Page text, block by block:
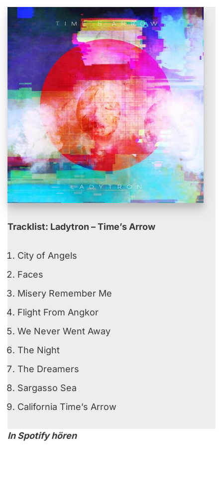
Tracklist: Ladytron – Time’s Arrow
City of Angels
Faces
Misery Remember Me
Flight From Angkor
We Never Went Away
The Night
The Dreamers
Sargasso Sea
California Time’s Arrow
In Spotify hören